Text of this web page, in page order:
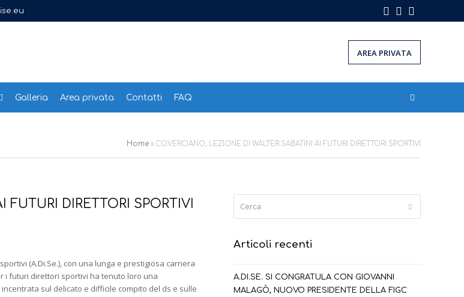
Facebook
Instagram
AREA PRIVATA
Galleria Area privata Contatti FAQ
Home » COVERCIANO, LEZIONE DI WALTER SABATINI AI FUTURI DIRETTORI SPORTIVI
FUTURI DIRETTORI SPORTIVI
(A.Di.Se.), con una lunga e prestigiosa carriera
i futuri direttori sportivi ha tenuto loro una
sul delicato e difficile compito del ds e sulle
Articoli recenti
A.DI.SE. SI CONGRATULA CON GIOVANNI
MALAGÒ, NUOVO PRESIDENTE DELLA FIGC